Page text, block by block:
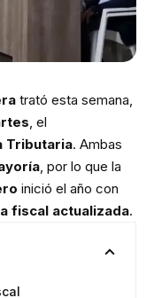
trató esta semana,
, el
Tributaria. Ambas
, por lo que la
inició el año con
fiscal actualizada.